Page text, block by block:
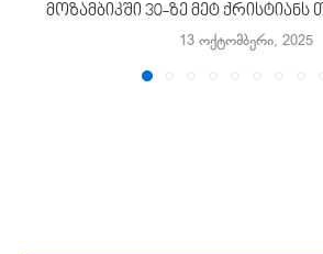
მოზამბიკში 30-ზე მეტ ქრისტიანს
13 ოქტომბერი, 2025